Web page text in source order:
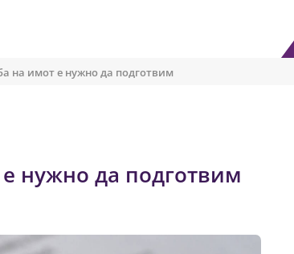
на имот е нужно да подготвим
нужно да подготвим